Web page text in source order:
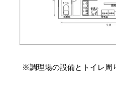
※調理場の設備とトイレ周